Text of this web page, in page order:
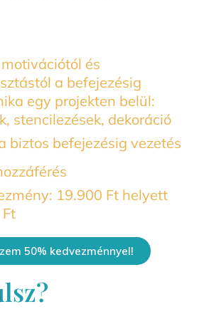
és
a befejezésig
egy projekten belül:
stencilezések, dekoráció
biztos befejezésig vezetés
19.900 Ft helyett
50% kedvezménnyel!